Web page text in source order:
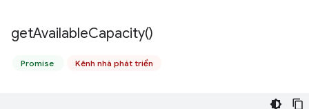
getAvailableCapacity()
Promise Kênh nhà phát triển